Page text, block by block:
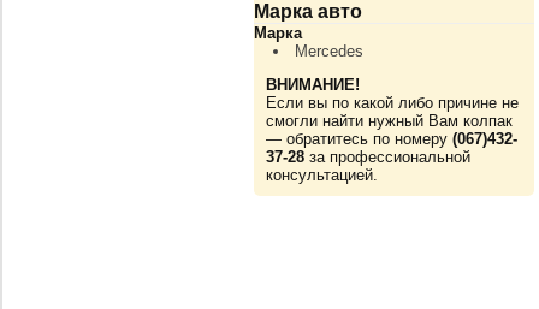
Марка авто
Марка
Mercedes
ВНИМАНИЕ!
Если вы по какой либо причине не
смогли найти нужный Вам колпак
— обратитесь по номеру (067)432-
37-28 за профессиональной
консультацией.